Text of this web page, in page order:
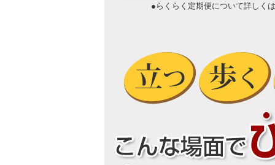
●らくらく定期便について詳しく